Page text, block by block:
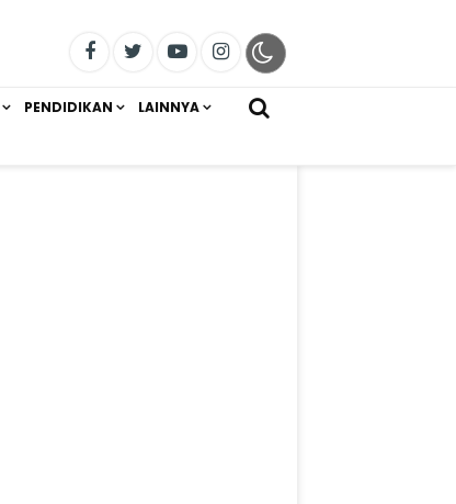
PENDIDIKAN LAINNYA